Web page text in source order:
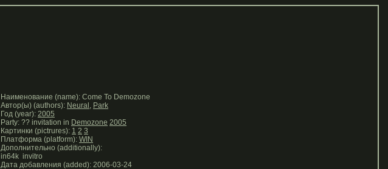
Наименование (name): Come To Demozone
Автор(ы) (authors): Neural , Park
Год (year): 2005
Party: ?? invitation in Demozone 2005
Картинки (pictrures): 1 2 3
Платформа (platform): WIN
Дополнительно (additionally):
in64k invitro
Дата добавления (added): 2006-03-24